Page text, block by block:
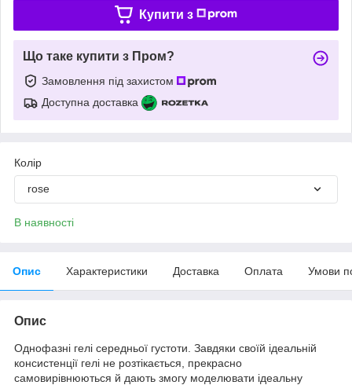
Купити з
Що таке купити з Пром?
Замовлення під захистом
Доступна доставка
Колір
rose
В наявності
Опис Характеристики Доставка Оплата Умови
Опис
Однофазні гелі середньої густоти. Завдяки своїй ідеальній
консистенції гелі не розтікається, прекрасно
самовирівнюються й дають змогу моделювати ідеальну